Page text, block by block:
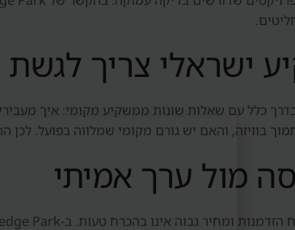
ישראלי צריך לגשת
כלל עם שאלות שונות ממשקיע מקומי: איך
בוויזה, והאם יש גורם מקומי שמלווה בפועל. לכן
מול ערך אמיתי